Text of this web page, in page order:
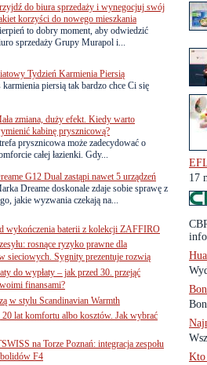
17
Kto
do biura sprzedaży i wynegocjuj swój
korzyści do nowego mieszkania
to dobry moment, aby odwiedzić
sprzedaży Grupy Murapol i...
Tydzień Karmienia Piersią
karmienia piersią tak bardzo chce Ci się
zmiana, duży efekt. Kiedy warto
kabinę prysznicową?
prysznicowa może zadecydować o
całej łazienki. Gdy...
G12 Dual zastąpi nawet 5 urządzeń
Dreame doskonale zdaje sobie sprawę z
jakie wyzwania czekają na...
wykończenia baterii z kolekcji ZAFFIRO
rosnące ryzyko prawne dla
sieciowych. Sygnity prezentuje rozwią
do wypłaty – jak przed 30. przejąć
finansami?
w stylu Scandinavian Warmth
20 lat komfortu albo kosztów. Jak wybrać
na Torze Poznań: integracja zespołu
F4